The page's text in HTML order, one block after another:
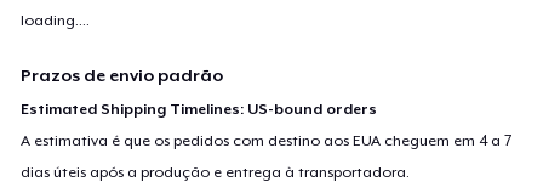
loading....
Prazos de envio padrão
Estimated Shipping Timelines: US-bound orders
A estimativa é que os pedidos com destino aos EUA cheguem em 4 a 7
dias úteis após a produção e entrega à transportadora.